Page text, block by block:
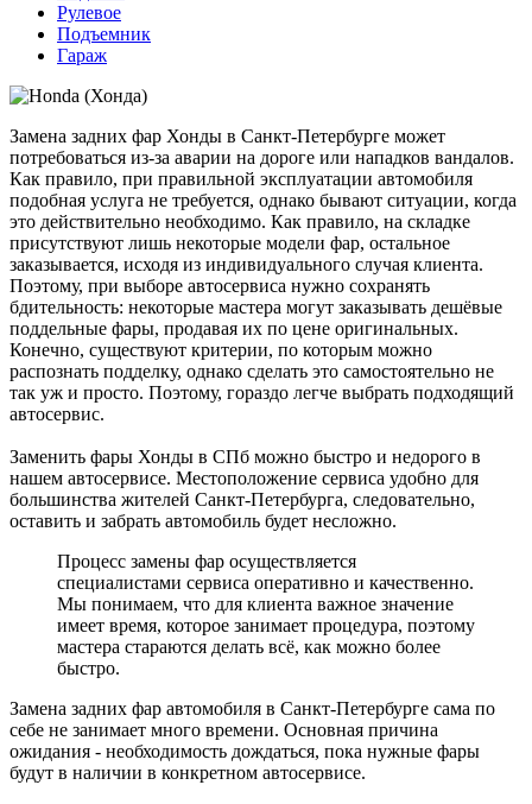
Рулевое
Подъемник
Гараж
Замена задних фар Хонды в Санкт-Петербурге может
потребоваться из-за аварии на дороге или нападков вандалов.
Как правило, при правильной эксплуатации автомобиля
подобная услуга не требуется, однако бывают ситуации, когда
это действительно необходимо. Как правило, на складке
присутствуют лишь некоторые модели фар, остальное
заказывается, исходя из индивидуального случая клиента.
Поэтому, при выборе автосервиса нужно сохранять
бдительность: некоторые мастера могут заказывать дешёвые
поддельные фары, продавая их по цене оригинальных.
Конечно, существуют критерии, по которым можно
распознать подделку, однако сделать это самостоятельно не
так уж и просто. Поэтому, гораздо легче выбрать подходящий
автосервис.
Заменить фары Хонды в СПб можно быстро и недорого в
нашем автосервисе. Местоположение сервиса удобно для
большинства жителей Санкт-Петербурга, следовательно,
оставить и забрать автомобиль будет несложно.
Процесс замены фар осуществляется
специалистами сервиса оперативно и качественно.
Мы понимаем, что для клиента важное значение
имеет время, которое занимает процедура, поэтому
мастера стараются делать всё, как можно более
быстро.
Замена задних фар автомобиля в Санкт-Петербурге сама по
себе не занимает много времени. Основная причина
ожидания - необходимость дождаться, пока нужные фары
будут в наличии в конкретном автосервисе.